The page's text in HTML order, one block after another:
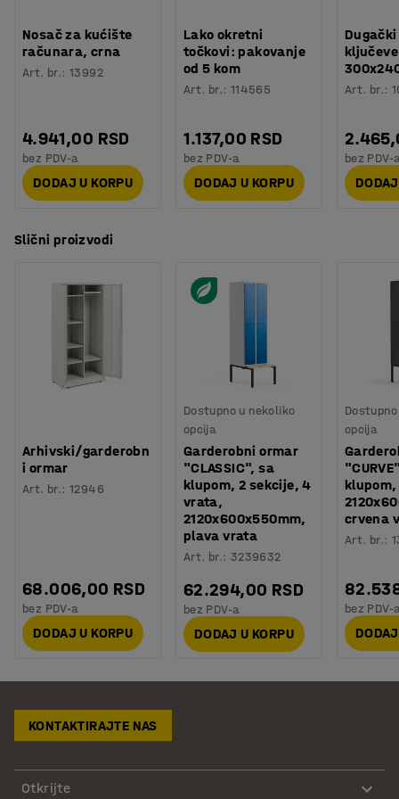
Nosač za kućište
računara, crna
Art. br.:13992
4.941,00 RSD
bez PDV-a
DODAJ U KORPU
Lako okretni
točkovi: pakovanje
od 5 kom
Art. br.: 114565
1.137,00 RSD
bez PDV-a
DODAJ U KORPU
Art. br.:
bez PDV-
Slični proizvodi
Arhivski/garderobn
i ormar
Art. br.:12946
68.006,00 RSD
bez PDV-a
DODAJ U KORPU
Dostupno u nekoliko
opcija
Garderobni ormar
"CLASSIC", sa
klupom, 2 sekcije, 4
vrata,
2120x600x550mm,
plava vrata
Art. br.: 3239632
62.294,00 RSD
bez PDV-a
DODAJ U KORPU
opcija
crvena
Art. br.:
bez PDV-
KONTAKTIRAJTE NAS
Otkrijte